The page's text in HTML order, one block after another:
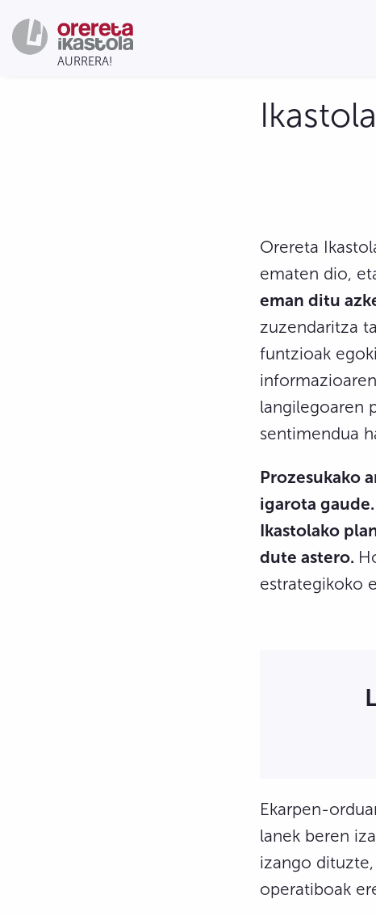
Orereta
ematen dio,
eman ditu
zuzendaritza
funtzioak
langilegoaren
sentimendua
Prozesukako
igarota
Ikastolako
dute astero.
estrategikoko
Ekarpen-
lanek beren
izango
operatiboak